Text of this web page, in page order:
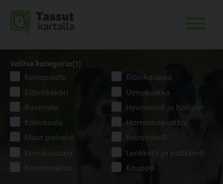
Valitse kategoria(t)
Koirapuisto
Eläinkauppa
Eläinlääkäri
Uimapaikka
Ravintola
Hyvinvointi ja hoitolat
Koirakoulu
Harrastuspaikka
Muut palvelut
Koirahotelli
Koirakuvaaja
Lenkkeily ja patikointi
Koirasovellus
Kauppa